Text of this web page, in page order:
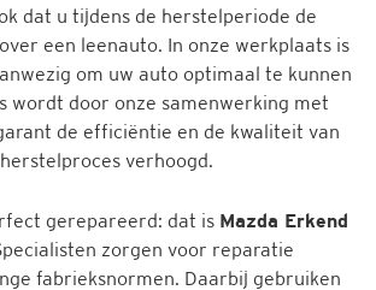
dat u tijdens de herstelperiode de
een leenauto. In onze werkplaats is
om uw auto optimaal te kunnen
wordt door onze samenwerking met
de efficiëntie en de kwaliteit van
verhoogd.
gerepareerd: dat is Mazda Erkend
zorgen voor reparatie
fabrieksnormen. Daarbij gebruiken